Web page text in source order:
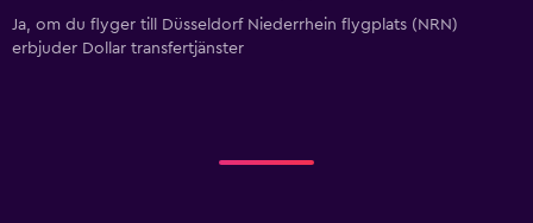
Ja, om du flyger till Düsseldorf Niederrhein flygplats (NRN)
erbjuder Dollar transfertjänster